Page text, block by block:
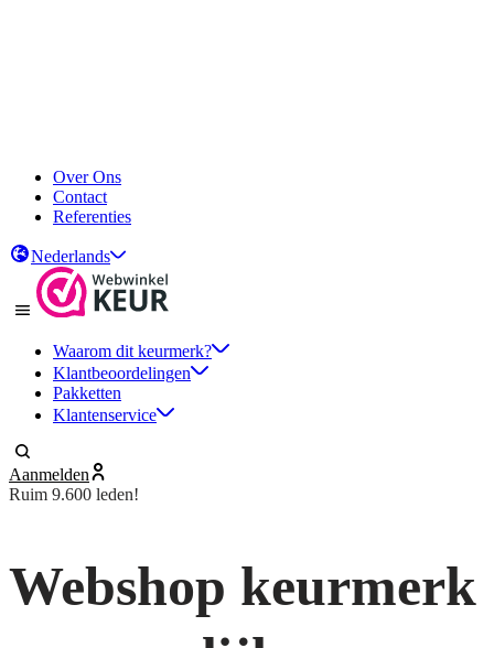
Over Ons
Contact
Referenties
Nederlands
Waarom dit keurmerk?
Klantbeoordelingen
Pakketten
Klantenservice
Aanmelden
Ruim 9.600 leden!
Webshop keurmerk